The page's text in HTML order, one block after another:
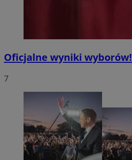
Oficjalne wyniki wyborów!
7